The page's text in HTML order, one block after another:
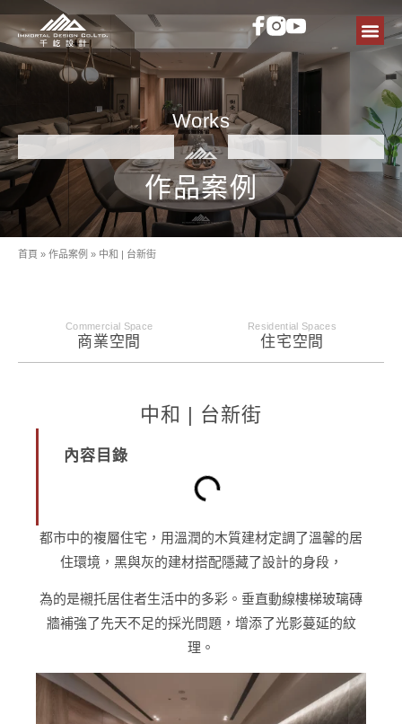
Works
作品案例
首頁 » 作品案例 » 中和 | 台新街
Commercial Space
商業空間
Residential Spaces
住宅空間
中和 | 台新街
內容目錄
都市中的複層住宅，用溫潤的木質建材定調了溫馨的居
住環境，黑與灰的建材搭配隱藏了設計的身段，
為的是襯托居住者生活中的多彩。垂直動線樓梯玻璃磚
牆補強了先天不足的採光問題，增添了光影蔓延的紋
理。